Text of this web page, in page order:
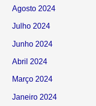
Agosto 2024
Julho 2024
Junho 2024
Abril 2024
Março 2024
Janeiro 2024